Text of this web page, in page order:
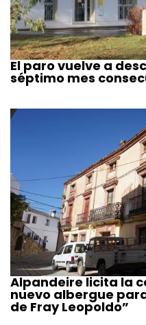
El paro vuelve a
séptimo mes
Alpandeire licita la
nuevo albergue
de Fray Leopoldo”